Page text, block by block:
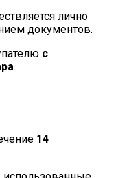
лично
документов.
с
.
14